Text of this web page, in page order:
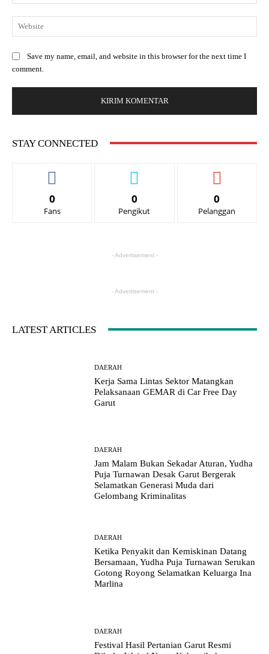
Save my name, email, and website in this browser for the next time I
comment.
STAY CONNECTED
0
Fans
0
Pengikut
0
Pelanggan
- Advertisement -
- Advertisement -
LATEST ARTICLES
DAERAH
Kerja Sama Lintas Sektor Matangkan
Pelaksanaan GEMAR di Car Free Day
Garut
DAERAH
Jam Malam Bukan Sekadar Aturan, Yudha
Puja Turnawan Desak Garut Bergerak
Selamatkan Generasi Muda dari
Gelombang Kriminalitas
DAERAH
Ketika Penyakit dan Kemiskinan Datang
Bersamaan, Yudha Puja Turnawan Serukan
Gotong Royong Selamatkan Keluarga Ina
Marlina
DAERAH
Festival Hasil Pertanian Garut Resmi